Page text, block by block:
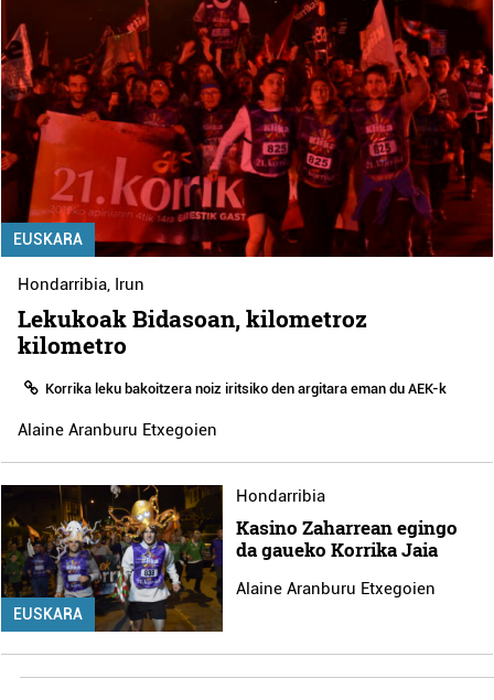
EUSKARA
Hondarribia, Irun
Lekukoak Bidasoan, kilometroz
kilometro
Korrika leku bakoitzera noiz iritsiko den argitara eman du AEK-k
Alaine Aranburu Etxegoien
EUSKARA
Hondarribia
Kasino Zaharrean egingo
da gaueko Korrika Jaia
Alaine Aranburu Etxegoien